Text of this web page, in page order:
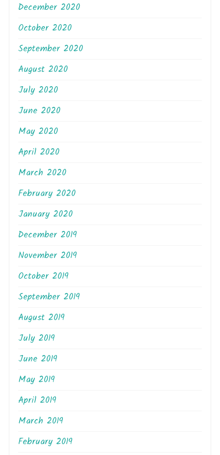
December 2020
October 2020
September 2020
August 2020
July 2020
June 2020
May 2020
April 2020
March 2020
February 2020
January 2020
December 2019
November 2019
October 2019
September 2019
August 2019
July 2019
June 2019
May 2019
April 2019
March 2019
February 2019